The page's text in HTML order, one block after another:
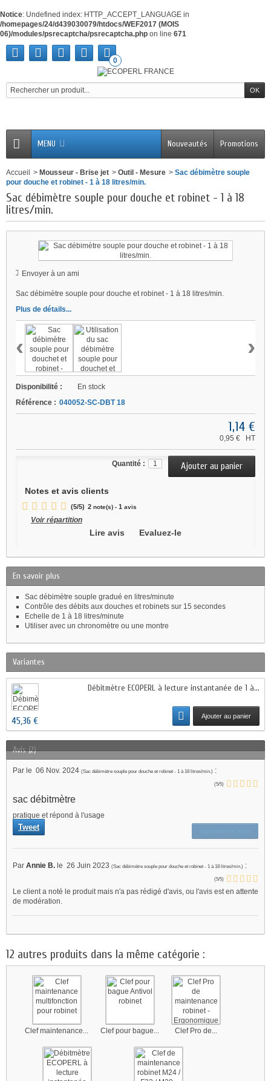
Notice: Undefined index: HTTP_ACCEPT_LANGUAGE in
/homepages/24/d439030079/htdocs/WEF2017 (MOIS
06)/modules/psrecaptcha/psrecaptcha.php on line 671
0
MENU Promotions
Nouveautés
Accueil > Mousseur - Brise jet > Outil - Mesure > Sac débimètre souple
pour douche et robinet - 1 à 18 litres/min.
Sac débimètre souple pour douche et robinet - 1 à 18
litres/min.
Envoyer à un ami
Sac débimètre souple pour douche et robinet - 1 à 18 litres/min.
Plus de détails...
‹ ›
Disponibilité :
En stock
Référence : 040052-SC-DBT 18
1,14 €
0,95 € HT
Quantité :
Notes et avis clients
(5/5) 2 note(s) - 1 avis
Voir répartition
Lire avis Evaluez-le
En savoir plus
Sac débimètre souple gradué en litres/minute
Contrôle des débits aux douches et robinets sur 15 secondes
Echelle de 1 à 18 litres/minute
Utiliser avec un chronomètre ou une montre
Variantes
Débitmètre ECOPERL à lecture instantanée de 1 à...
45,36 € Ajouter au panier
Avis (2)
Par le 06 Nov. 2024 (Sac débimètre souple pour douche et robinet - 1 à 18 litres/min.) :
(5/5)
sac débitmètre
pratique et répond à l'usage
Tweet
Par Annie B. le 26 Juin 2023 (Sac débimètre souple pour douche et robinet - 1 à 18 litres/min.) :
(5/5)
Le client a noté le produit mais n'a pas rédigé d'avis, ou l'avis est en attente
de modération.
12 autres produits dans la même catégorie :
Clef maintenance... Clef pour bague... Clef Pro de...